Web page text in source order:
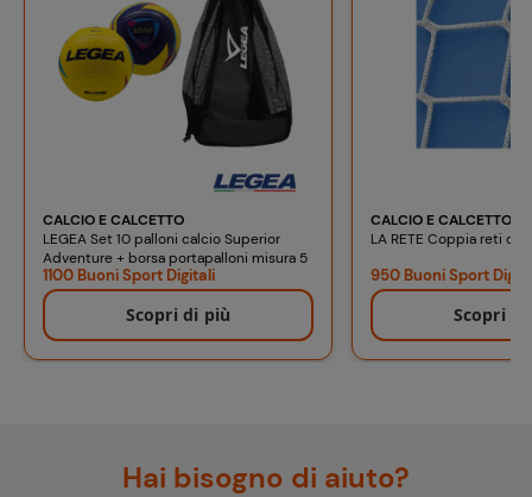
CALCIO E CALCETTO
LEGEA Set 10 palloni calcio Superior
Adventure + borsa portapalloni misura 5
1100 Buoni Sport Digitali
Scopri di più
CALCIO E CALCETTO
LA RETE Coppia reti
950 Buoni Sport
Scopri di
Hai bisogno di aiuto?